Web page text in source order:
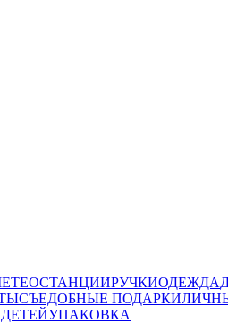
РУЧКИОДЕЖДА
СЪЕДОБНЫЕ ПОДАРКИ
УПАКОВКА